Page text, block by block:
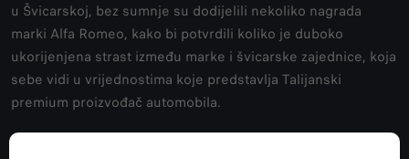
u Švicarskoj, bez sumnje su dodijelili nekoliko nagrada
marki Alfa Romeo, kako bi potvrdili koliko je duboko
ukorijenjena strast između marke i švicarske zajednice, koja
sebe vidi u vrijednostima koje predstavlja Talijanski
premium proizvođač automobila.